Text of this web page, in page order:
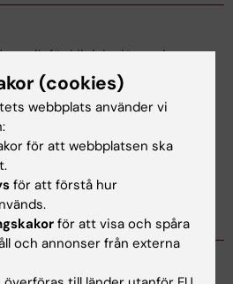
för kliniska lärare inom
(VFU) på
för dig som skall arbeta som
kliniska assistenter eller
(cookies)
webbplats använder vi
för att webbplatsen ska
för att förstå hur
för att visa och spåra
och annonser från externa